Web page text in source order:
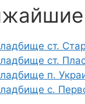
ст.
ст.
п.
с.